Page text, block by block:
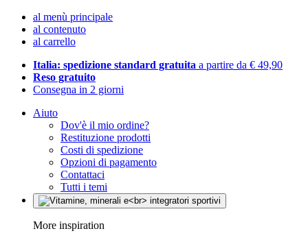
al menù principale
al contenuto
al carrello
Italia: spedizione standard gratuita a partire da € 49,90
Reso gratuito
Consegna in 2 giorni
Aiuto
Dov'è il mio ordine?
Restituzione prodotti
Costi di spedizione
Opzioni di pagamento
Contattaci
Tutti i temi
More inspiration